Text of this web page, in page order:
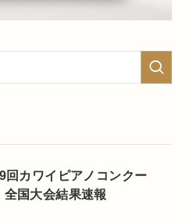
回カワイピアノコンクー
国大会結果速報